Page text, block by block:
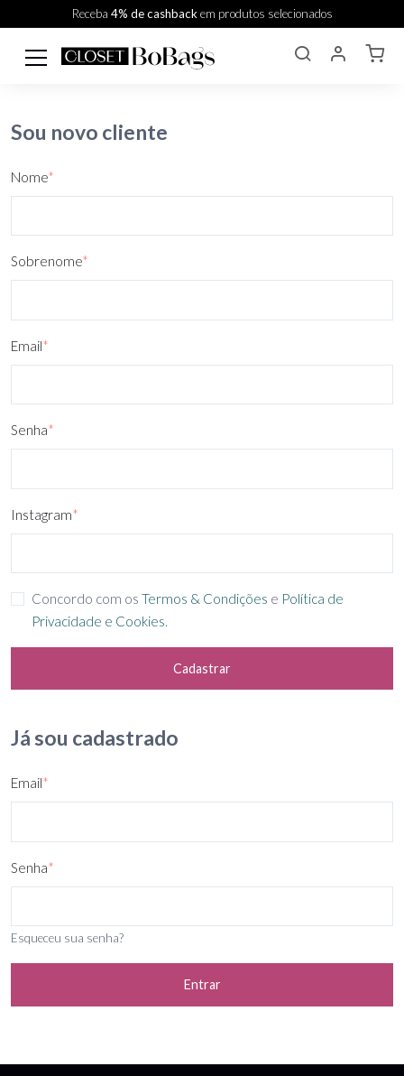
Receba 4% de cashbackem produtos selecionados
Sou novo cliente
Nome*
Sobrenome*
Email*
Senha*
Instagram*
Concordo com os Termos & Condições e Política de
Privacidade e Cookies.
Cadastrar
Já sou cadastrado
Email*
Senha*
Esqueceu sua senha?
Entrar